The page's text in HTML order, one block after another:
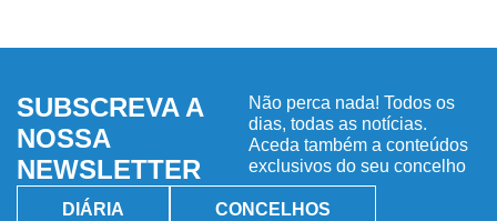
SUBSCREVA A
NOSSA
NEWSLETTER
Não perca nada! Todos os
dias, todas as notícias.
Aceda também a conteúdos
exclusivos do seu concelho
DIÁRIA CONCELHOS